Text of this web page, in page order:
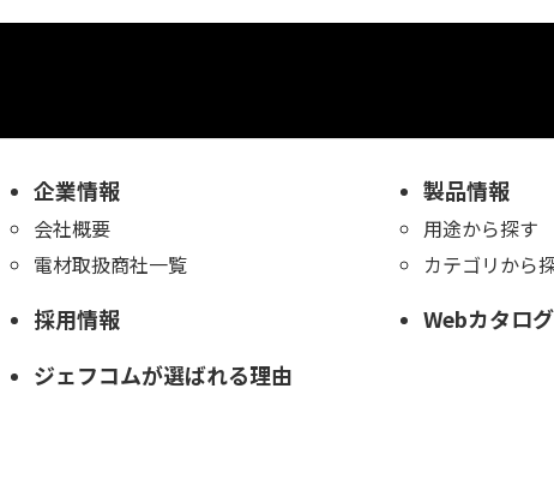
企業情報
会社概要
電材取扱商社一覧
採用情報
ジェフコムが選ばれる理由
製品情報
用途から探す
カテゴリから
Webカタログ